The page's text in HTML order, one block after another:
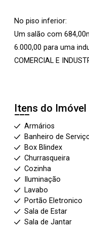
No piso inferior:
Um salão com
6.000,00 para uma
COMERCIAL E
Itens do Imóvel
Armários
Banheiro de
Box Blindex
Churrasqueira
Cozinha
Iluminação
Lavabo
Portão Eletronico
Sala de Estar
Sala de Jantar